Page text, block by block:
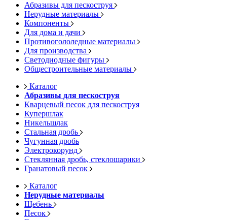
Абразивы для пескоструя
Нерудные материалы
Компоненты
Для дома и дачи
Противогололедные материалы
Для производства
Светодиодные фигуры
Общестроительные материалы
Каталог
Абразивы для пескоструя
Кварцевый песок для пескоструя
Купершлак
Никельшлак
Стальная дробь
Чугунная дробь
Электрокорунд
Стеклянная дробь, стеклошарики
Гранатовый песок
Каталог
Нерудные материалы
Щебень
Песок